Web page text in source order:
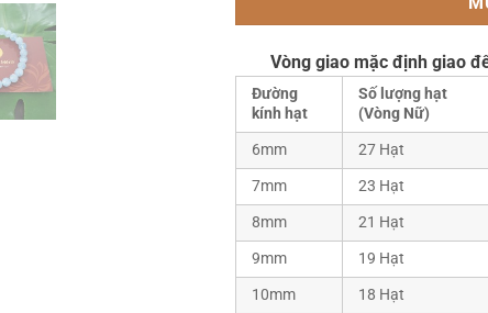
Vòng giao mặc định giao
Đường
kính hạt
Số lượng hạt
(Vòng Nữ)
6mm
27 Hạt
7mm
23 Hạt
8mm
21 Hạt
9mm
19 Hạt
10mm
18 Hạt